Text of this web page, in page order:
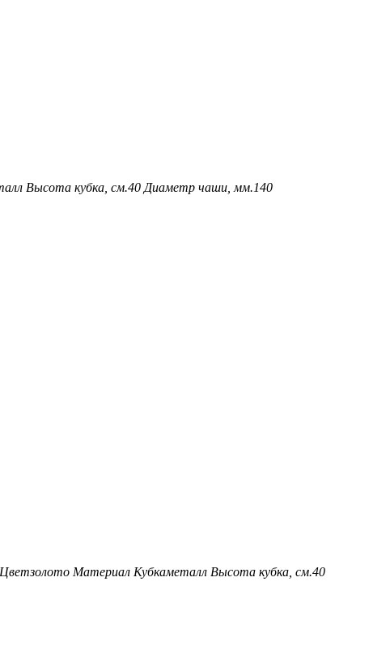
Высота кубка, см.40 Диаметр чаши, мм.140
Цветзолото Материал Кубкаметалл Высота кубка, см.40